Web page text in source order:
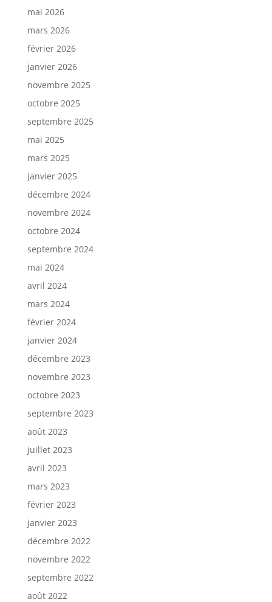
mai 2026
mars 2026
février 2026
janvier 2026
novembre 2025
octobre 2025
septembre 2025
mai 2025
mars 2025
janvier 2025
décembre 2024
novembre 2024
octobre 2024
septembre 2024
mai 2024
avril 2024
mars 2024
février 2024
janvier 2024
décembre 2023
novembre 2023
octobre 2023
septembre 2023
août 2023
juillet 2023
avril 2023
mars 2023
février 2023
janvier 2023
décembre 2022
novembre 2022
septembre 2022
août 2022